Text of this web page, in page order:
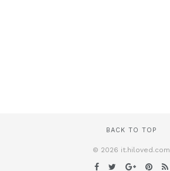
BACK TO TOP
© 2026 it.hiloved.com